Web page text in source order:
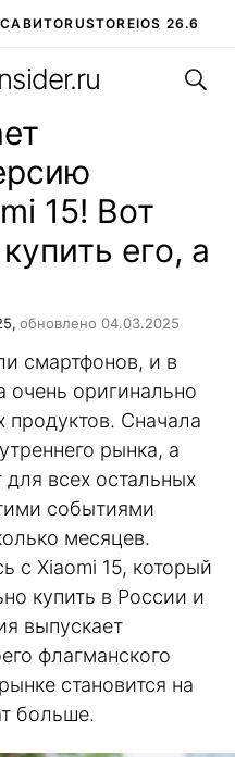
АВИТОRUSTOREIOS 26.6
ЧАТ В ROBLOX
15! Вот
его, а
обновлено 04.03.2025
смартфонов, и в
очень оригинально
продуктов. Сначала
рынка, а
всех остальных
событиями
месяцев.
с Xiaomi 15, который
купить в России и
выпускает
флагманского
становится на
больше.